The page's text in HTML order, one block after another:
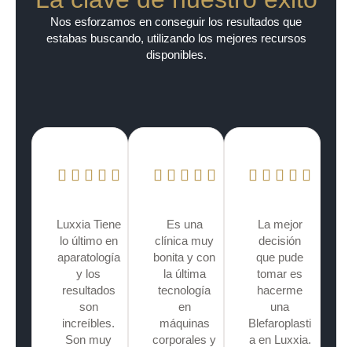
Nos esforzamos en conseguir los resultados que
estabas buscando, utilizando los mejores recursos
disponibles.
Luxxia Tiene
lo último en
aparatología
y los
resultados
son
increíbles.
Son muy
Es una
clínica muy
bonita y con
la última
tecnología
en
máquinas
corporales y
La mejor
decisión
que pude
tomar es
hacerme
una
Blefaroplasti
a en Luxxia.